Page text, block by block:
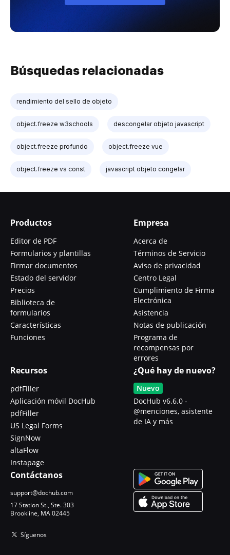
Búsquedas relacionadas
rendimiento del sello de objeto
object.freeze w3schools descongelar objeto javascript
object.freeze profundo object.freeze vue
object.freeze vs const javascript objeto congelar
Productos
Editor de PDF
Formularios y plantillas
Firmar documentos
Estado del servidor
Precios
Biblioteca de
formularios
Características
Funciones
Empresa
Acerca de
Términos de Servicio
Aviso de privacidad
Centro Legal
Cumplimiento de Firma
Electrónica
Asistencia
Notas de publicación
Programa de
recompensas por
errores
Recursos
pdfFiller
Aplicación móvil DocHub
pdfFiller
US Legal Forms
SignNow
altaFlow
Instapage
¿Qué hay de nuevo?
Nuevo
DocHub v6.6.0 -
@menciones, asistente
de IA y más
Contáctanos
support@dochub.com
17 Station St., Ste. 303
Brookline, MA 02445
Síguenos